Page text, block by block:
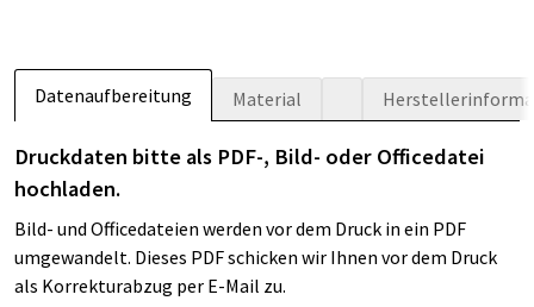
Datenaufbereitung Material
Druckdaten bitte als PDF-, Bild- oder Officedatei
hochladen.
Bild- und Officedateien werden vor dem Druck in ein PDF
umgewandelt. Dieses PDF schicken wir Ihnen vor dem Druck
als Korrekturabzug per E-Mail zu.